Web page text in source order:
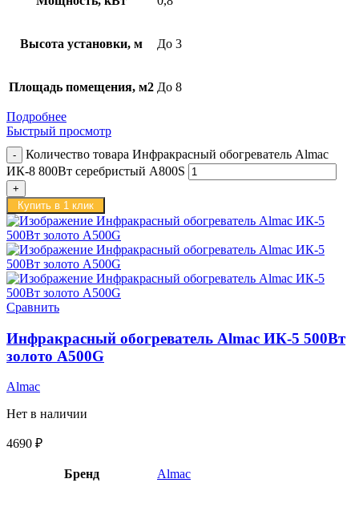
Высота установки, м До 3
Площадь помещения, м2 До 8
Подробнее
Быстрый просмотр
Количество товара Инфракрасный обогреватель Almac
ИК-8 800Вт серебристый A800S
Купить в 1 клик
Сравнить
Инфракрасный обогреватель Almac ИК-5 500Вт
золото A500G
Almac
Нет в наличии
4690 ₽
Бренд Almac